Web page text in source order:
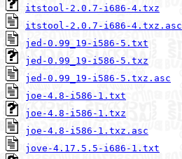
itstool-2.0.7-i686-4.txz
itstool-2.0.7-i686-4.txz.asc
jed-0.99_19-i586-5.txt
jed-0.99_19-i586-5.txz
jed-0.99_19-i586-5.txz.asc
joe-4.8-i586-1.txt
joe-4.8-i586-1.txz
joe-4.8-i586-1.txz.asc
jove-4.17.5.5-i686-1.txt